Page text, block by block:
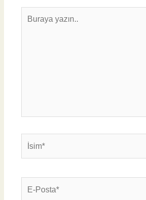
yazın..
Posta*